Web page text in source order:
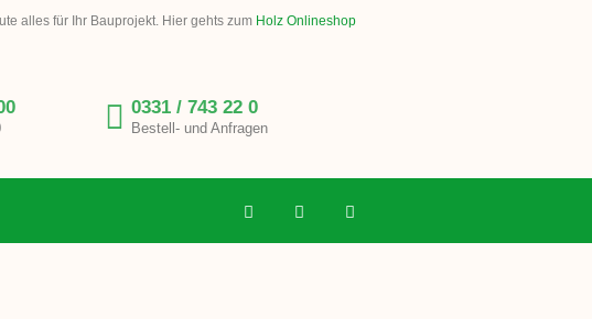
alles für Ihr Bauprojekt. Hier gehts zum Holz Onlineshop
0331 / 743 22 0
Bestell- und Anfragen